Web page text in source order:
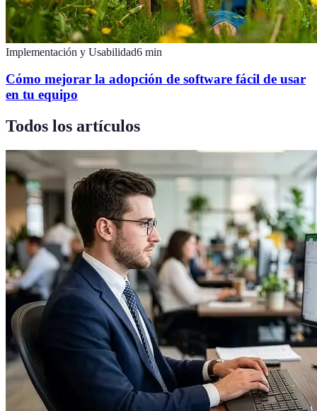
Implementación y Usabilidad6 min
Cómo mejorar la adopción de software fácil de usar
en tu equipo
Todos los artículos